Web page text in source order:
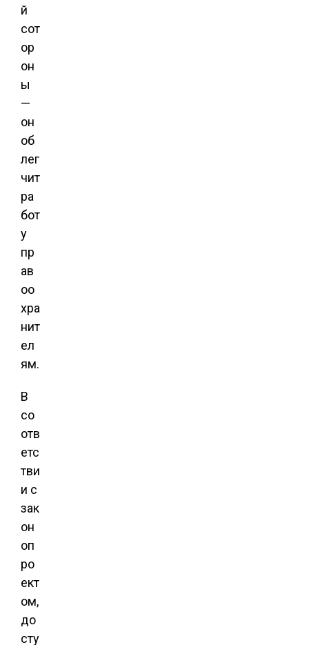
й
сот
ор
он
ы
—
он
об
лег
чит
ра
бот
у
пр
ав
оо
хра
нит
ел
ям.
В
со
отв
етс
тви
и с
зак
он
оп
ро
ект
ом,
до
сту